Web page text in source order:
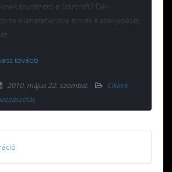
árusítható a Starcraft2 Dél-
ellehetetlenítve annak a elterjedését,
tovább
2010. május 22. szombat.
Cikkek